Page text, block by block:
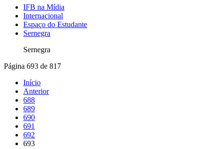
IFB na Mídia
Internacional
Espaço do Estudante
Sernegra
Sernegra
Página 693 de 817
Início
Anterior
688
689
690
691
692
693